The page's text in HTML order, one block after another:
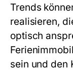
Trends
realisieren,
optisch
sein und den